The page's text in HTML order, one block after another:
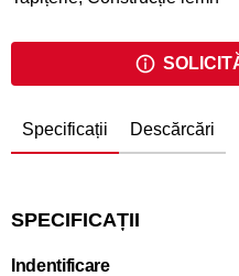
Specificații Descărcări
SPECIFICAȚII
Indentificare